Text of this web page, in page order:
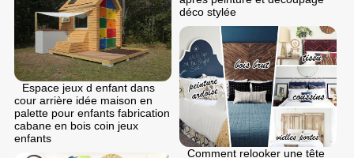
déco stylée
Espace jeux d enfant dans
cour arrière idée maison en
palette pour enfants fabrication
cabane en bois coin jeux
enfants
Comment relooker une tête